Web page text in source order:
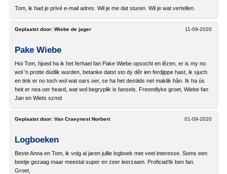
Tom, ik had je privé e-mail adres. Wil je me dat sturen. Wil je wat vertellen.
11-09-2020
Geplaatst door: Wiebe de jager
Pake Wiebe
Hoi Tom, hjoed ha ik het ferhael fan Pake Wiebe opsocht en lêzen, er is my no
wol 'n protte dúdlik wurden, betanke datst sto dy dêr ien ferdjippe hast, ik sjuch
en tink er no toch wol wat oars oer, se ha het destiids net maklik hân. Ik ha ús
heit er nea oer heard, wat wol begryplik is fansels. Freondlyke groet, Wiebe fan
Jan en Wiets szmd
01-09-2020
Geplaatst door: Van Craeynest Norbert
Logboeken
Beste Anna en Tom, ik volg al jaren jullie logboek met veel interesse. Soms een
beetje gezaag maar meestal super en zeer leerzaam. Proficiat!Ik ben fan.
Groet,